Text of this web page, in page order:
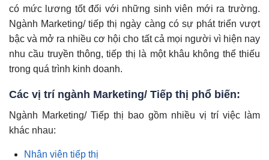
có mức lương tốt đối với những sinh viên mới ra trường.
Ngành Marketing/ tiếp thị ngày càng có sự phát triển vượt
bậc và mở ra nhiều cơ hội cho tất cả mọi người vì hiện nay
nhu cầu truyền thông, tiếp thị là một khâu không thể thiếu
trong quá trình kinh doanh.
Các vị trí ngành Marketing/ Tiếp thị phổ biến:
Ngành Marketing/ Tiếp thị bao gồm nhiều vị trí việc làm
khác nhau:
Nhân viên tiếp thị